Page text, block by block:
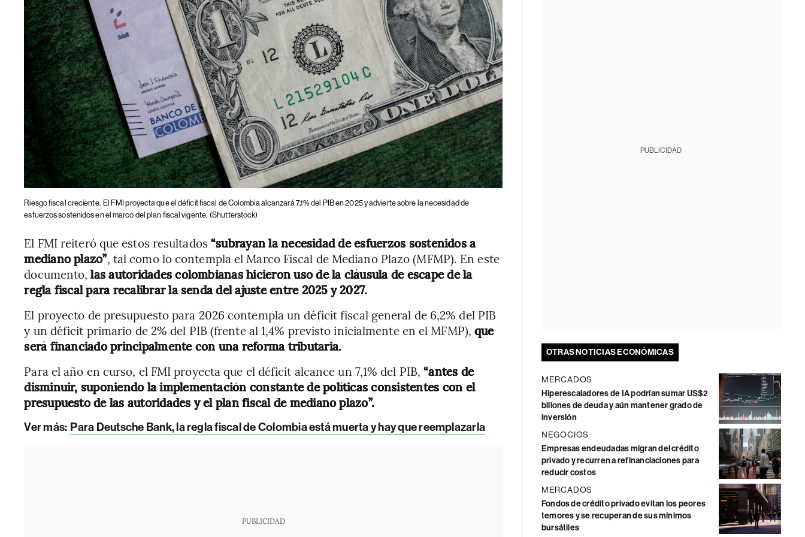
Riesgo fiscal creciente. El FMI proyecta que el déficit fiscal de Colombia alcanzará 7,1% del PIB en 2025 y advierte sobre la necesidad de
esfuerzos sostenidos en el marco del plan fiscal vigente. (Shutterstock)
El FMI reiteró que estos resultados “subrayan la necesidad de esfuerzos sostenidos a
mediano plazo”, tal como lo contempla el Marco Fiscal de Mediano Plazo (MFMP). En este
documento,las autoridades colombianas hicieron uso de la cláusula de escape de la
regla fiscal para recalibrar la senda del ajuste entre 2025 y 2027.
El proyecto de presupuesto para 2026 contempla un déficit fiscal general de 6,2% del PIB
y un déficit primario de 2% del PIB (frente al 1,4% previsto inicialmente en el MFMP),que
será financiado principalmente con una reforma tributaria.
Para el año en curso, el FMI proyecta que el déficit alcance un 7,1% del PIB, “antes de
disminuir, suponiendo la implementación constante de políticas consistentes con el
presupuesto de las autoridades y el plan fiscal de mediano plazo”.
Ver más: Para Deutsche Bank, la regla fiscal de Colombia está muerta y hay que reemplazarla
PUBLICIDAD
PUBLICIDAD
OTRAS NOTICIAS ECONÓMICAS
MERCADOS
Hiperescaladores de IA podrían sumar US$2
billones de deuda y aún mantener grado de
inversión
NEGOCIOS
Empresas endeudadas migran del crédito
privado y recurren a refinanciaciones para
reducir costos
MERCADOS
Fondos de crédito privado evitan los peores
temores y se recuperan de sus mínimos
bursátiles